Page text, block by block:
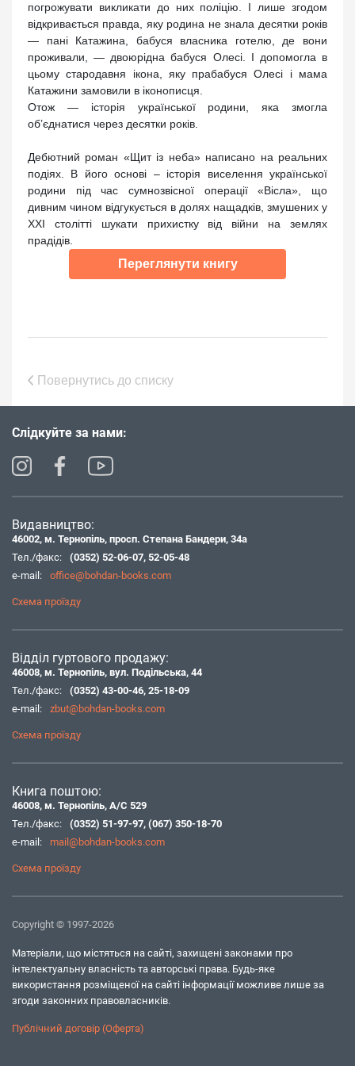
погрожувати викликати до них поліцію. І лише згодом
відкривається правда, яку родина не знала десятки років
— пані Катажина, бабуся власника готелю, де вони
проживали, — двоюрідна бабуся Олесі. І допомогла в
цьому стародавня ікона, яку прабабуся Олесі і мама
Катажини замовили в іконописця.
Отож — історія української родини, яка змогла
об’єднатися через десятки років.
Дебютний роман «Щит із неба» написано на реальних
подіях. В його основі – історія виселення української
родини під час сумнозвісної операції «Вісла», що
дивним чином відгукується в долях нащадків, змушених у
ХХІ столітті шукати прихистку від війни на землях
прадідів.
Переглянути книгу
Повернутись до списку
Слідкуйте за нами:
Видавництво:
46002, м. Тернопіль, просп. Степана Бандери, 34а
Тел./факс:
(0352) 52-06-07, 52-05-48
e-mail:
office@bohdan-books.com
Схема проїзду
Відділ гуртового продажу:
46008, м. Тернопіль, вул. Подільська, 44
Тел./факс:
(0352) 43-00-46, 25-18-09
e-mail:
zbut@bohdan-books.com
Схема проїзду
Книга поштою:
46008, м. Тернопіль, А/С 529
Тел./факс:
(0352) 51-97-97, (067) 350-18-70
e-mail:
mail@bohdan-books.com
Схема проїзду
Copyright © 1997-2026
Матеріали, що містяться на сайті, захищені законами про
інтелектуальну власність та авторські права. Будь-яке
використання розміщеної на сайті інформації можливе лише за
згоди законних правовласників.
Публічний договір (Оферта)